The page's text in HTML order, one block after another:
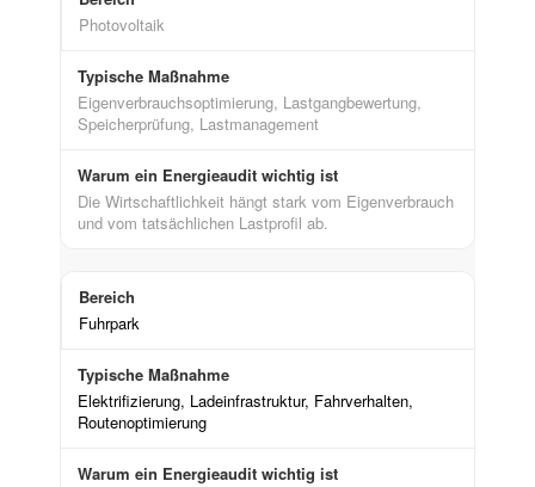
Photovoltaik
Eigenverbrauchsoptimierung, Lastgangbewertung,
Speicherprüfung, Lastmanagement
Die Wirtschaftlichkeit hängt stark vom Eigenverbrauch
und vom tatsächlichen Lastprofil ab.
Fuhrpark
Elektrifizierung, Ladeinfrastruktur, Fahrverhalten,
Routenoptimierung